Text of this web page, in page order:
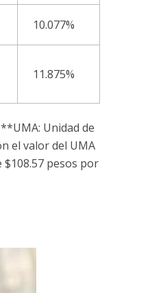
10.077%
11.875%
Unidad de
el valor del UMA
$108.57 pesos por